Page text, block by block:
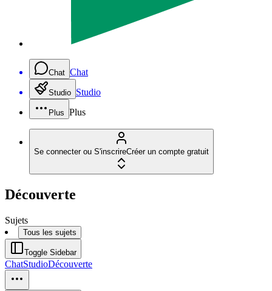
Chat Chat
Studio Studio
Plus Plus
Se connecter ou S'inscrireCréer un compte gratuit
Découverte
Sujets
Tous les sujets
Toggle Sidebar
ChatStudioDécouverte